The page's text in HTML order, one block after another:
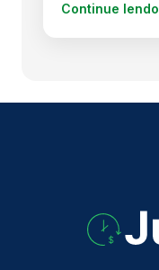
Continue lendo